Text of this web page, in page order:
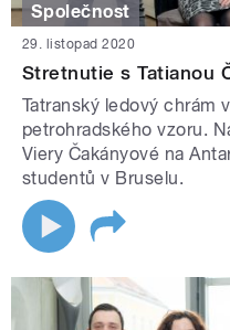
Společnost
29. listopad 2020
Stretnutie s Tatianou
Tatranský ledový chrám
petrohradského vzoru.
Viery Čakányové na
studentů v Bruselu.